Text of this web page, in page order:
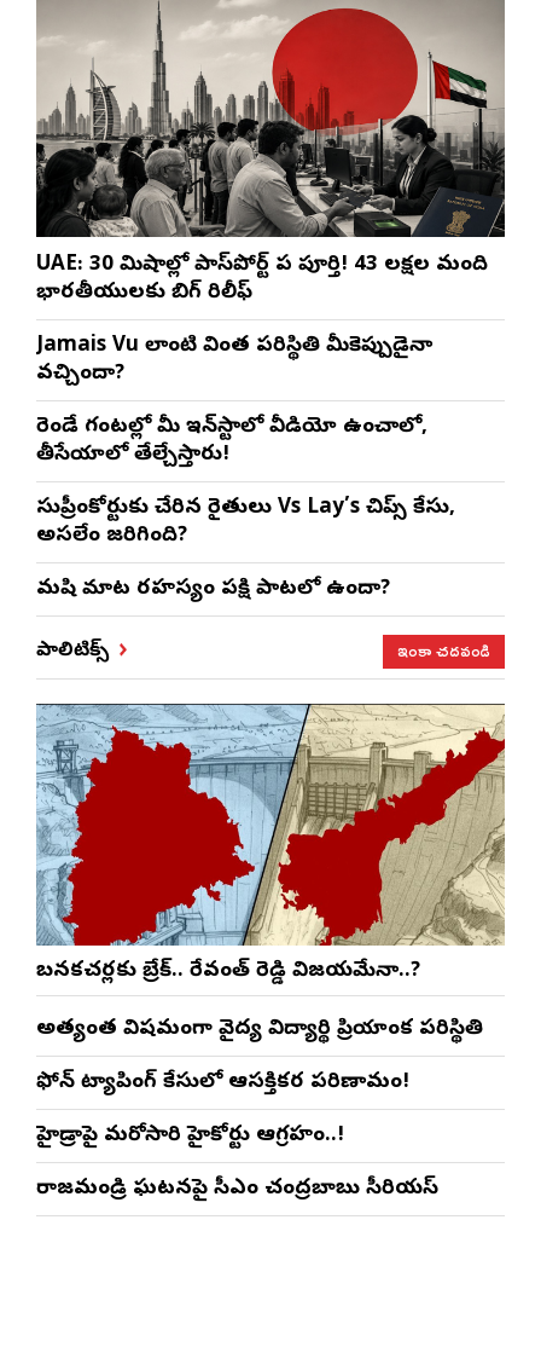
UAE: 30 నిమిషాల్లో పాస్‌పోర్ట్ పని పూర్తి! 43 లక్షల మంది
భారతీయులకు బిగ్ రిలీఫ్
Jamais Vu లాంటి వింత పరిస్థితి మీకెప్పుడైనా
వచ్చిందా?
రెండే గంటల్లో మీ ఇన్‌స్టాలో వీడియో ఉంచాలో,
తీసేయాలో తేల్చేస్తారు!
సుప్రీంకోర్టుకు చేరిన రైతులు Vs Lay’s చిప్స్‌ కేసు,
అసలేం జరిగింది?
మనిషి మాట రహస్యం పక్షి పాటలో ఉందా?
పాలిటిక్స్ ఇంకా చదవండి
బనకచర్లకు బ్రేక్.. రేవంత్ రెడ్డి విజయమేనా..?
అత్యంత విషమంగా వైద్య విద్యార్థిని ప్రియాంక పరిస్థితి
ఫోన్ ట్యాపింగ్ కేసులో ఆసక్తికర పరిణామం!
హైడ్రాపై మరోసారి హైకోర్టు ఆగ్రహం..!
రాజమండ్రి ఘటనపై సీఎం చంద్రబాబు సీరియస్